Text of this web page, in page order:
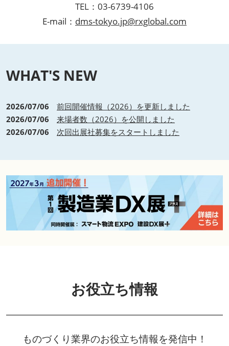
TEL：03-6739-4106
E-mail： dms-tokyo.jp@rxglobal.com
WHAT'S NEW
2026/07/06 前回開催情報（2026）を更新しました
2026/07/06 来場者数（2026）を公開しました
2026/07/06
次回出展社募集をスタートしました
お役立ち情報
ものづくり業界のお役立ち情報を発信中！